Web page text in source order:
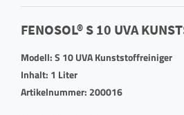
FENOSOL® S 10 UVA
Modell:S 10 UVA Kunststoffreiniger
Inhalt: 1 Liter
Artikelnummer: 200016